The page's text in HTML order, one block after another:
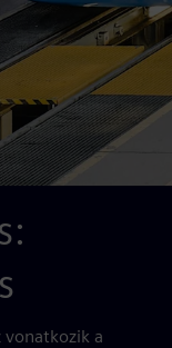
vonatkozik a